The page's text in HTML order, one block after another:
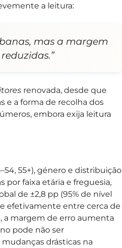
a leitura:
mas a margem
renovada, desde que
e a forma de recolha dos
embora exija leitura
55+), género e distribuição
por faixa etária e freguesia,
de ±2,8 pp (95% de nível
efetivamente entre cerca de
a margem de erro aumenta
pode não ser
drásticas na